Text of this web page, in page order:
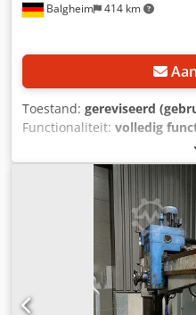
Balgheim 414 km
Toestand: gereviseerd
Functionaliteit: volledig
universele slijpmachine
handmatig naslijpen van
snijgereedschappen. Het
nauwkeurige oplossing
werkplaatsen en
kenmerken: • Eenvoudige
bediening • Spelingvrije
Spiraalinstelling traploos
of rechts • Slijplengte tot